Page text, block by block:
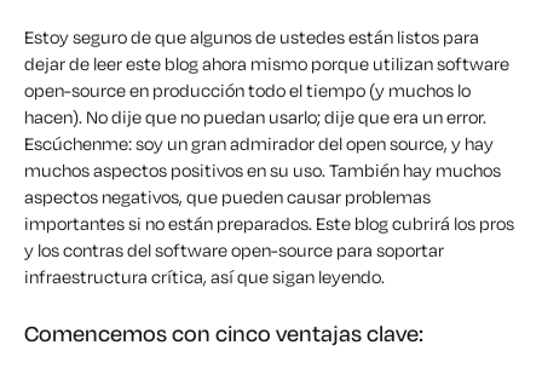
Estoy seguro de que algunos de ustedes están listos para
dejar de leer este blog ahora mismo porque utilizan software
open-source en producción todo el tiempo (y muchos lo
hacen). No dije que no puedan usarlo; dije que era un error.
Escúchenme: soy un gran admirador del open source, y hay
muchos aspectos positivos en su uso. También hay muchos
aspectos negativos, que pueden causar problemas
importantes si no están preparados. Este blog cubrirá los pros
y los contras del software open-source para soportar
infraestructura crítica, así que sigan leyendo.
Comencemos con cinco ventajas clave: